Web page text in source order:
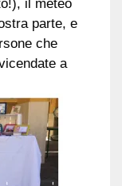
il meteo
parte, e
che
a